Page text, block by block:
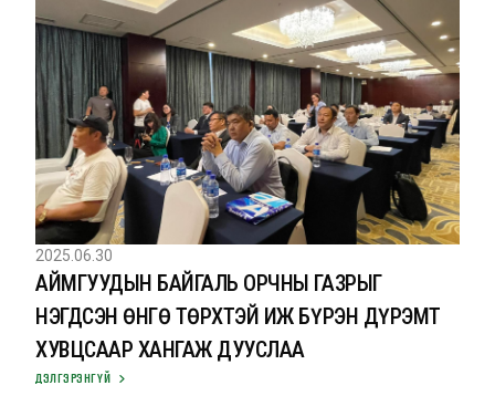
2025.06.30
АЙМГУУДЫН БАЙГАЛЬ ОРЧНЫ ГАЗРЫГ
НЭГДСЭН ӨНГӨ ТӨРХТЭЙ ИЖ БҮРЭН ДҮРЭМТ
ХУВЦСААР ХАНГАЖ ДУУСЛАА
ДЭЛГЭРЭНГҮЙ